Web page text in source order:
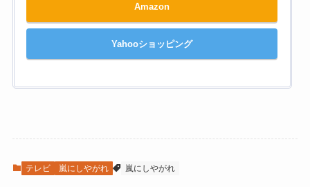
Amazon
Yahooショッピング
テレビ 嵐にしやがれ 嵐にしやがれ